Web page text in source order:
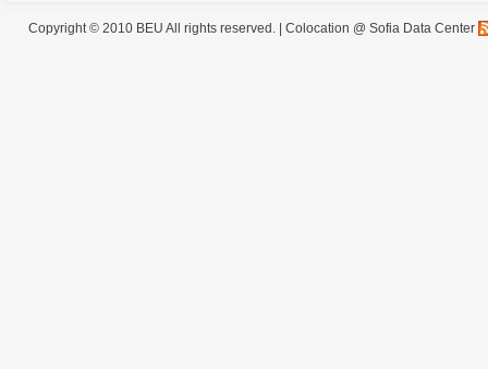
Copyright © 2010 BEU All rights reserved. | Colocation @ Sofia Data Center